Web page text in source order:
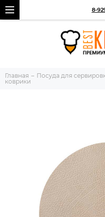
8-
Главная Посуда для
коврики